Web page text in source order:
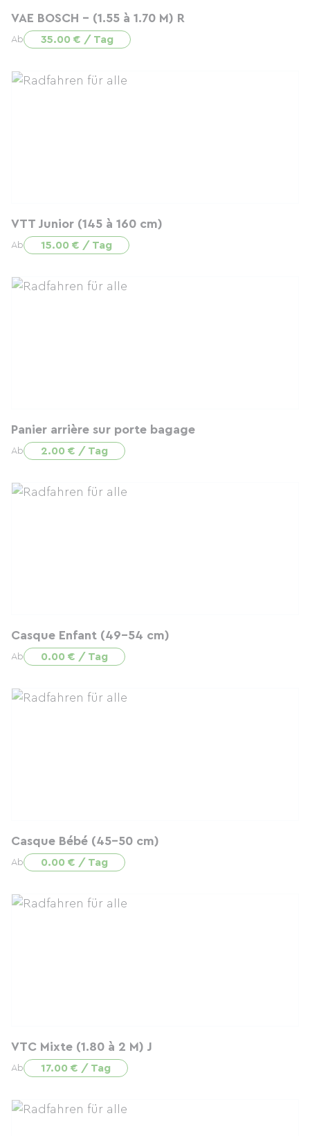
VAE BOSCH - (1.55 à 1.70 M) R
Ab 35.00 € / Tag
VTT Junior (145 à 160 cm)
Ab 15.00 € / Tag
Panier arrière sur porte bagage
Ab 2.00 € / Tag
Casque Enfant (49-54 cm)
Ab 0.00 € / Tag
Casque Bébé (45-50 cm)
Ab 0.00 € / Tag
VTC Mixte (1.80 à 2 M) J
Ab 17.00 € / Tag